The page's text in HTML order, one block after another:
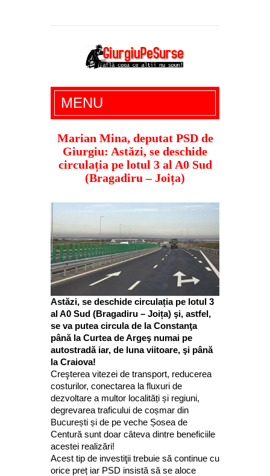
Giurgiu Pe Surse – actualitate giurgiu,
administratie giurgiu, stiri politice, social
economic, editoriale giurgiu, dezvaluiri,
soc, cancan, stiri locale
MENU
Marian Mina, deputat PSD de
Giurgiu: Astăzi, se deschide
circulația pe lotul 3 al A0 Sud
(Bragadiru – Joița)
Astăzi, se deschide circulația pe lotul 3
al A0 Sud (Bragadiru – Joița) şi, astfel,
se va putea circula de la Constanţa
până la Curtea de Argeş numai pe
autostradă iar, de luna viitoare, şi până
la Craiova!
Creşterea vitezei de transport, reducerea
costurilor, conectarea la fluxuri de
dezvoltare a multor localități și regiuni,
degrevarea traficului de coșmar din
București și de pe veche Șosea de
Centură sunt doar câteva dintre beneficiile
acestei realizări!
Acest tip de investiţii trebuie să continue cu
orice preț iar PSD insistă să se aloce